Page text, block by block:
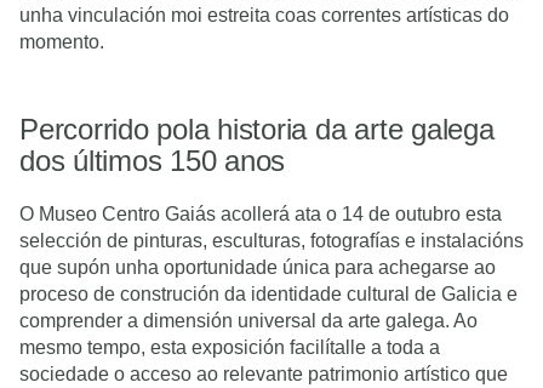
unha vinculación moi estreita coas correntes artísticas do
momento.
Percorrido pola historia da arte galega
dos últimos 150 anos
O Museo Centro Gaiás acollerá ata o 14 de outubro esta
selección de pinturas, esculturas, fotografías e instalacións
que supón unha oportunidade única para achegarse ao
proceso de construción da identidade cultural de Galicia e
comprender a dimensión universal da arte galega. Ao
mesmo tempo, esta exposición facilítalle a toda a
sociedade o acceso ao relevante patrimonio artístico que